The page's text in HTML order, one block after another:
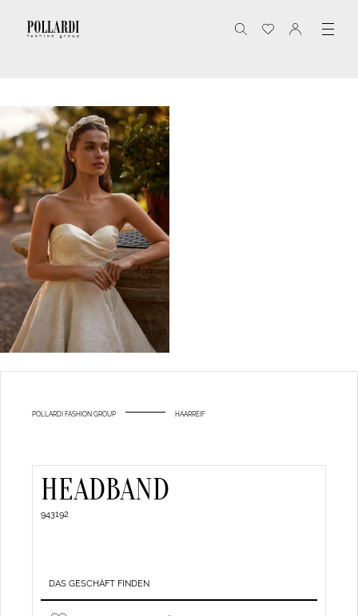
POLLARDI FASHION GROUP HAARREIF
HEADBAND
943192
DAS GESCHÄFT FINDEN